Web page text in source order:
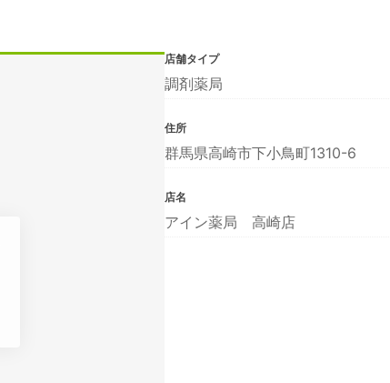
店舗タイプ
調剤薬局
住所
群馬県高崎市下小鳥町1310-6
店名
アイン薬局 高崎店